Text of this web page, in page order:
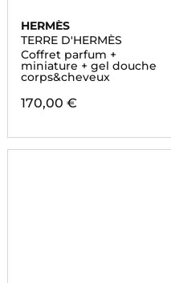
HERMÈS
TERRE D'HERMÈS
Coffret parfum +
miniature + gel douche
corps&cheveux
170,00 €